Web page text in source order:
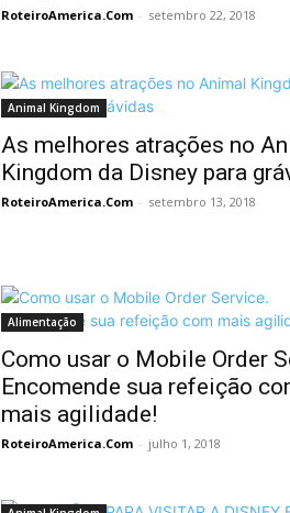
RoteiroAmerica.Com - setembro 22, 2018
Animal Kingdom
As melhores atrações no
Kingdom da Disney para
RoteiroAmerica.Com - setembro 13, 2018
Alimentação
Como usar o Mobile Order
Encomende sua refeição
mais agilidade!
RoteiroAmerica.Com - julho 1, 2018